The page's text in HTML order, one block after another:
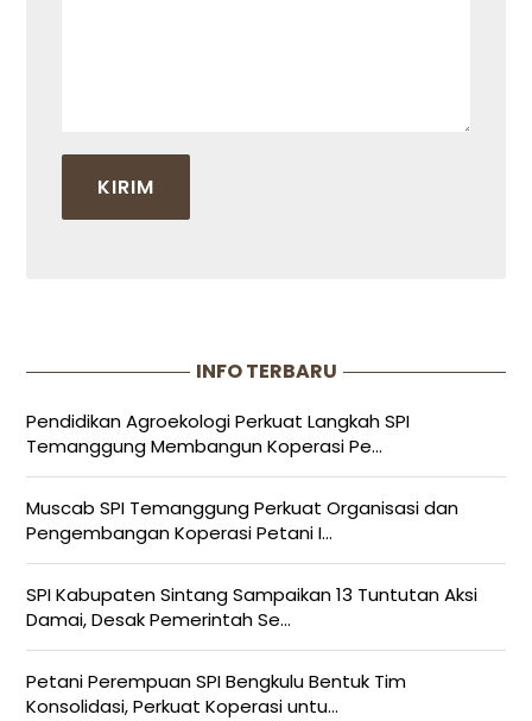
INFO TERBARU
Pendidikan Agroekologi Perkuat Langkah SPI
Temanggung Membangun Koperasi Pe...
Muscab SPI Temanggung Perkuat Organisasi dan
Pengembangan Koperasi Petani I...
SPI Kabupaten Sintang Sampaikan 13 Tuntutan Aksi
Damai, Desak Pemerintah Se...
Petani Perempuan SPI Bengkulu Bentuk Tim
Konsolidasi, Perkuat Koperasi untu...